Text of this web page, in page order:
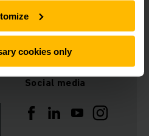
cookies only
Social media